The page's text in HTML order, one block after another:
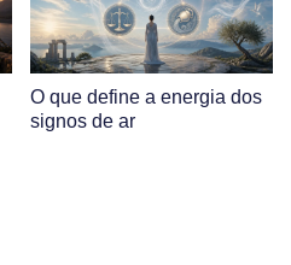
O que define a energia dos
signos de ar